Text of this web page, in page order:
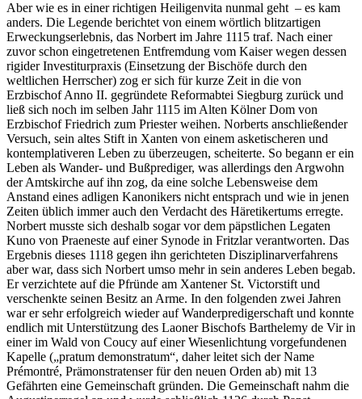
Aber wie es in einer richtigen Heiligenvita nunmal geht – es kam
anders. Die Legende berichtet von einem wörtlich blitzartigen
Erweckungserlebnis, das Norbert im Jahre 1115 traf. Nach einer
zuvor schon eingetretenen Entfremdung vom Kaiser wegen dessen
rigider Investiturpraxis (Einsetzung der Bischöfe durch den
weltlichen Herrscher) zog er sich für kurze Zeit in die von
Erzbischof Anno II. gegründete Reformabtei Siegburg zurück und
ließ sich noch im selben Jahr 1115 im Alten Kölner Dom von
Erzbischof Friedrich zum Priester weihen. Norberts anschließender
Versuch, sein altes Stift in Xanten von einem asketischeren und
kontemplativeren Leben zu überzeugen, scheiterte. So begann er ein
Leben als Wander- und Bußprediger, was allerdings den Argwohn
der Amtskirche auf ihn zog, da eine solche Lebensweise dem
Anstand eines adligen Kanonikers nicht entsprach und wie in jenen
Zeiten üblich immer auch den Verdacht des Häretikertums erregte.
Norbert musste sich deshalb sogar vor dem päpstlichen Legaten
Kuno von Praeneste auf einer Synode in Fritzlar verantworten. Das
Ergebnis dieses 1118 gegen ihn gerichteten Disziplinarverfahrens
aber war, dass sich Norbert umso mehr in sein anderes Leben begab.
Er verzichtete auf die Pfründe am Xantener St. Victorstift und
verschenkte seinen Besitz an Arme. In den folgenden zwei Jahren
war er sehr erfolgreich wieder auf Wanderpredigerschaft und konnte
endlich mit Unterstützung des Laoner Bischofs Barthelemy de Vir in
einer im Wald von Coucy auf einer Wiesenlichtung vorgefundenen
Kapelle („pratum demonstratum“, daher leitet sich der Name
Prémontré, Prämonstratenser für den neuen Orden ab) mit 13
Gefährten eine Gemeinschaft gründen. Die Gemeinschaft nahm die